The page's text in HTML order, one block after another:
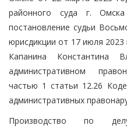
районного суда г.
постановление судьи
юрисдикции от 17 июля
Капанина Константина
административном
частью 1 статьи 12.26
административных
Производство по